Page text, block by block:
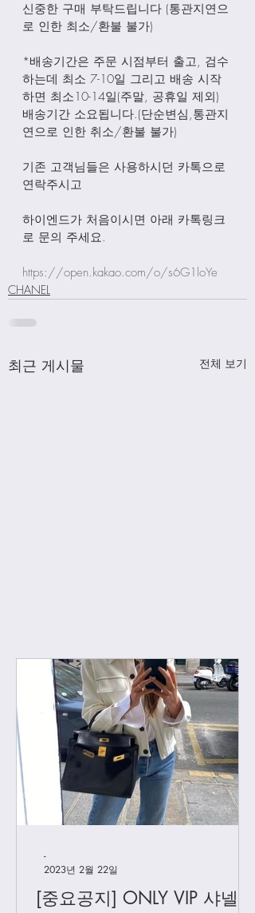
신중한 구매 부탁드립니다 (통관지연으
로 인한 최소/환불 불가)
*배송기간은 주문 시점부터 출고, 검수
하는데 최소 7-10일 그리고 배송 시작
하면 최소10-14일(주말, 공휴일 제외)
배송기간 소요됩니다.(단순변심,통관지
연으로 인한 취소/환불 불가)
기존 고객님들은 사용하시던 카톡으로
연락주시고
하이엔드가 처음이시면 아래 카톡링크
로 문의 주세요.
https://open.kakao.com/o/s6G1loYe
CHANEL
최근 게시물 전체 보기
하이언니 강추 샤넬 가브리엘
[중요공지] ONLY VIP 샤넬 +
-
2023년 2월 22일